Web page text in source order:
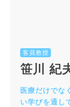
客員教授
笹川 紀
医療だけでな
い学びを通し